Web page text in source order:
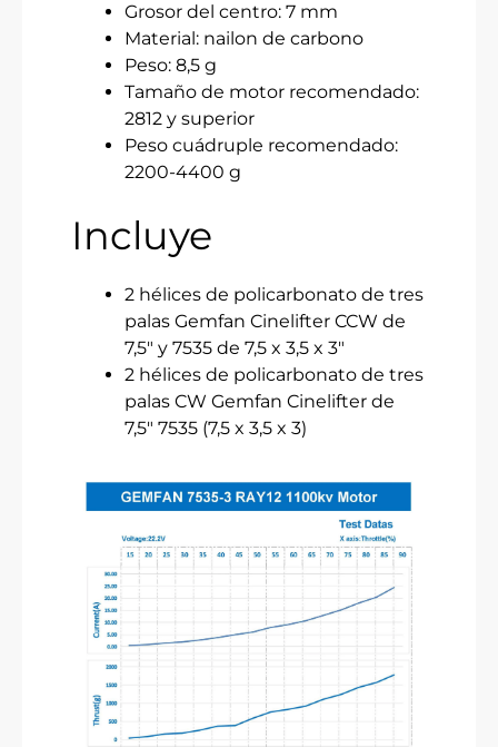
Grosor del centro: 7 mm
Material: nailon de carbono
Peso: 8,5 g
Tamaño de motor recomendado:
2812 y superior
Peso cuádruple recomendado:
2200-4400 g
Incluye
2 hélices de policarbonato de tres
palas Gemfan Cinelifter CCW de
7,5″ y 7535 de 7,5 x 3,5 x 3″
2 hélices de policarbonato de tres
palas CW Gemfan Cinelifter de
7,5″ 7535 (7,5 x 3,5 x 3)